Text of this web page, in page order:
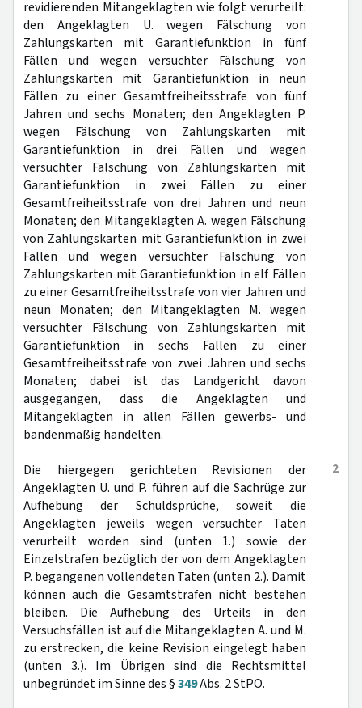
revidierenden Mitangeklagten wie folgt verurteilt:
den Angeklagten U. wegen Fälschung von
Zahlungskarten mit Garantiefunktion in fünf
Fällen und wegen versuchter Fälschung von
Zahlungskarten mit Garantiefunktion in neun
Fällen zu einer Gesamtfreiheitsstrafe von fünf
Jahren und sechs Monaten; den Angeklagten P.
wegen Fälschung von Zahlungskarten mit
Garantiefunktion in drei Fällen und wegen
versuchter Fälschung von Zahlungskarten mit
Garantiefunktion in zwei Fällen zu einer
Gesamtfreiheitsstrafe von drei Jahren und neun
Monaten; den Mitangeklagten A. wegen Fälschung
von Zahlungskarten mit Garantiefunktion in zwei
Fällen und wegen versuchter Fälschung von
Zahlungskarten mit Garantiefunktion in elf Fällen
zu einer Gesamtfreiheitsstrafe von vier Jahren und
neun Monaten; den Mitangeklagten M. wegen
versuchter Fälschung von Zahlungskarten mit
Garantiefunktion in sechs Fällen zu einer
Gesamtfreiheitsstrafe von zwei Jahren und sechs
Monaten; dabei ist das Landgericht davon
ausgegangen, dass die Angeklagten und
Mitangeklagten in allen Fällen gewerbs- und
bandenmäßig handelten.
2
Die hiergegen gerichteten Revisionen der
Angeklagten U. und P. führen auf die Sachrüge zur
Aufhebung der Schuldsprüche, soweit die
Angeklagten jeweils wegen versuchter Taten
verurteilt worden sind (unten 1.) sowie der
Einzelstrafen bezüglich der von dem Angeklagten
P. begangenen vollendeten Taten (unten 2.). Damit
können auch die Gesamtstrafen nicht bestehen
bleiben. Die Aufhebung des Urteils in den
Versuchsfällen ist auf die Mitangeklagten A. und M.
zu erstrecken, die keine Revision eingelegt haben
(unten 3.). Im Übrigen sind die Rechtsmittel
unbegründet im Sinne des §349Abs. 2 StPO.